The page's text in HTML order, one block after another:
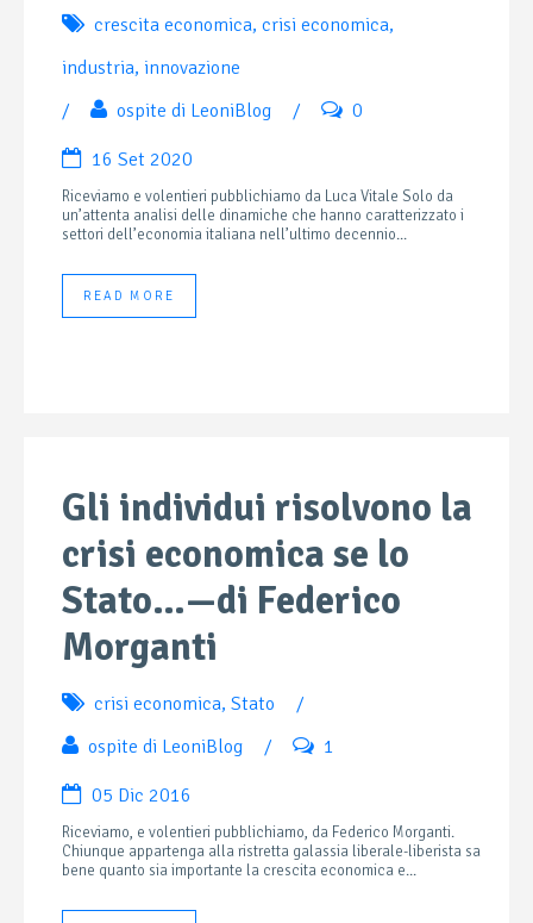
crescita economica, crisi economica,
industria, innovazione
/
ospite di LeoniBlog / 0
16 Set 2020
Riceviamo e volentieri pubblichiamo da Luca Vitale Solo da
un’attenta analisi delle dinamiche che hanno caratterizzato i
settori dell’economia italiana nell’ultimo decennio...
READ MORE
Gli individui risolvono la
crisi economica se lo
Stato…—di Federico
Morganti
crisi economica, Stato
/
ospite di LeoniBlog
/ 1
05 Dic 2016
Riceviamo, e volentieri pubblichiamo, da Federico Morganti.
Chiunque appartenga alla ristretta galassia liberale-liberista sa
bene quanto sia importante la crescita economica e...